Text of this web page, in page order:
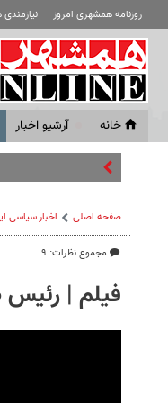
روزنامه همشهری امروز
خانه آرشیو اخبار
صفحه اصلی اخبار سیاسی
مجموع نظرات: ۹
فیلم | رئیس